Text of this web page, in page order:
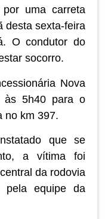
uma carreta
desta sexta-feira
O condutor do
socorro.
Nova
às 5h40 para o
no km 397.
que se
a vítima foi
da rodovia
pela equipe da